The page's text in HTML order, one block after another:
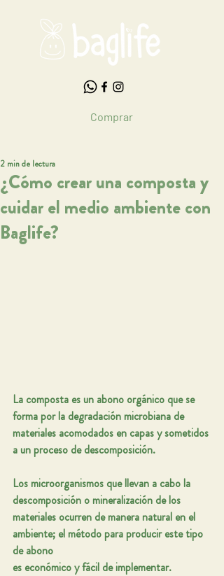
Comprar
¿Cómo crear una composta y
cuidar el medio ambiente con
Baglife?
2 min de lectura
La composta es un abono orgánico que se
forma por la degradación microbiana de
materiales acomodados en capas y sometidos
a un proceso de descomposición.
Los microorganismos que llevan a cabo la
descomposición o mineralización de los
materiales ocurren de manera natural en el
ambiente; el método para producir este tipo
de abono
es económico y fácil de implementar.